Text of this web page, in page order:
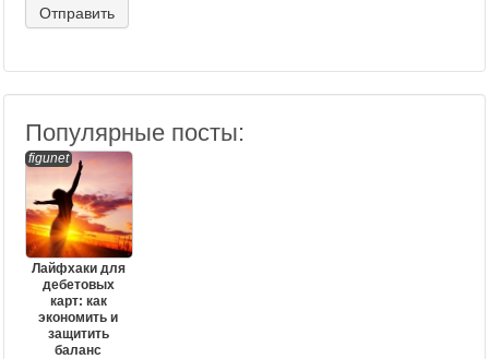
Популярные посты:
figunet
Лайфхаки для
дебетовых
карт: как
экономить и
защитить
баланс